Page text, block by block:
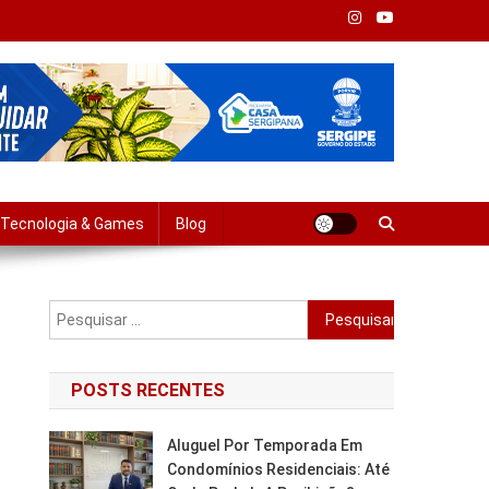
Tecnologia & Games Blog
Pesquisar
por:
POSTS RECENTES
Aluguel Por Temporada Em
Condomínios Residenciais: Até